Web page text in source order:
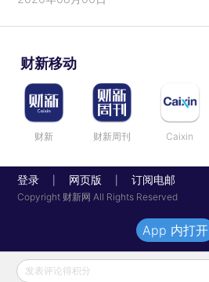
财新移动
财新 财新周刊 Caixin
登录 网页版 订阅电邮
Copyright 财新网 All Rights Reserved
发表评论得积分
App 内打开